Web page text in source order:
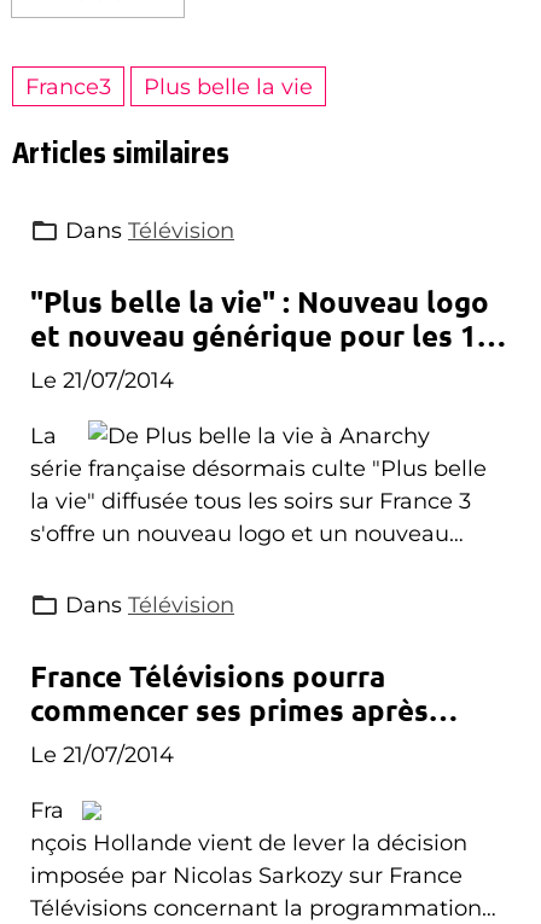
France3 Plus belle la vie
Articles similaires
Dans Télévision
"Plus belle la vie" : Nouveau logo
et nouveau générique pour les 10
ans de la série
Le 21/07/2014
La
série française désormais culte "Plus belle
la vie" diffusée tous les soirs sur France 3
s'offre un nouveau logo et un nouveau
bien d'autres surprises !
Dans Télévision
France Télévisions pourra
commencer ses primes après
20h35
Le 21/07/2014
Fra
nçois Hollande vient de lever la décision
imposée par Nicolas Sarkozy sur France
Télévisions concernant la programmation